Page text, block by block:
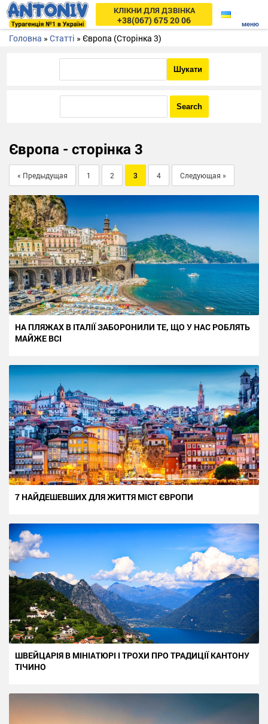
КЛІКНИ ДЛЯ ДЗВІНКА
+38(067) 675 20 06
Головна » Статті » Європа (Сторінка 3)
Європа - cторінка 3
« Предыдущая 1 2 3 4 Следующая »
НА ПЛЯЖАХ В ІТАЛІЇ ЗАБОРОНИЛИ ТЕ, ЩО У НАС РОБЛЯТЬ
МАЙЖЕ ВСІ
7 НАЙДЕШЕВШИХ ДЛЯ ЖИТТЯ МІСТ ЄВРОПИ
ШВЕЙЦАРІЯ В МІНІАТЮРІ І ТРОХИ ПРО ТРАДИЦІЇ КАНТОНУ
ТІЧИНО